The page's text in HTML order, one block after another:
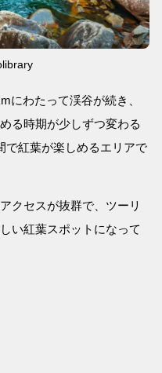
にわたって渓谷が続き、
る時期が少しずつ変わる
で紅葉が楽しめるエリアで
クセスが抜群で、ツーリ
い紅葉スポットになって